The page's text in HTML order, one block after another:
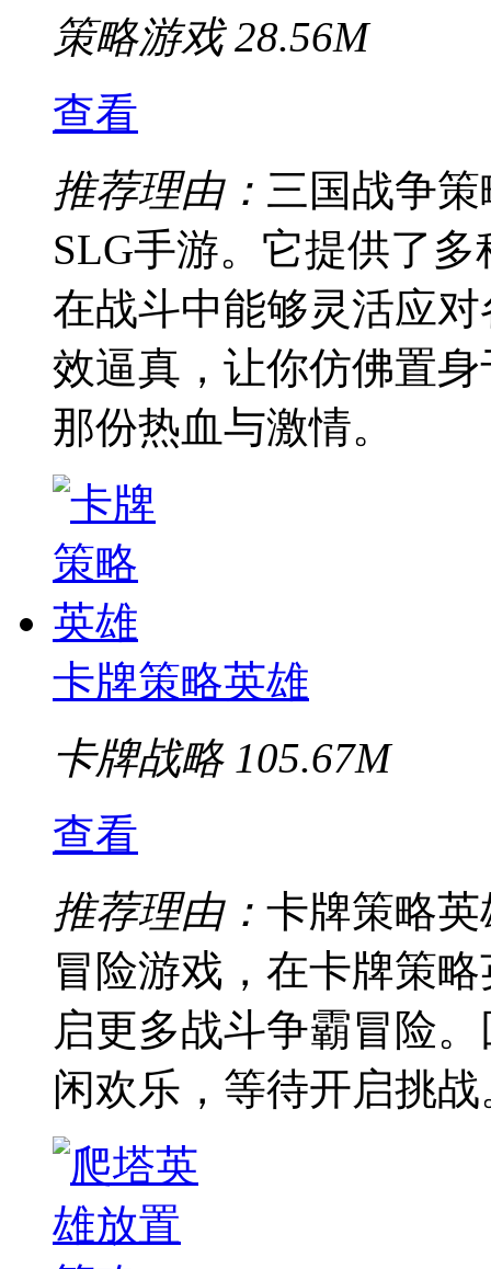
策略游戏 28.56M
查看
推荐理由： 三国战争
SLG手游。它提供了
在战斗中能够灵活应
效逼真，让你仿佛置
那份热血与激情。
卡牌策略英雄
卡牌战略 105.67M
查看
推荐理由： 卡牌策略
冒险游戏，在卡牌策
启更多战斗争霸冒险
闲欢乐，等待开启挑战